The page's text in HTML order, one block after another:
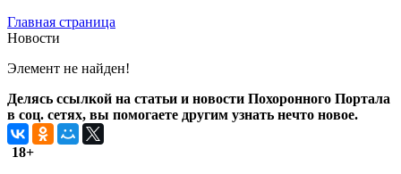
Главная страница
Новости
Элемент не найден!
Делясь ссылкой на статьи и новости Похоронного Портала
в соц. сетях, вы помогаете другим узнать нечто новое.
18+